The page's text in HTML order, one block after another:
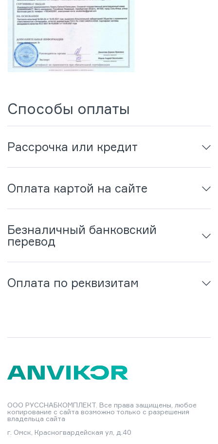
Способы оплаты
Рассрочка или кредит
Оплата картой на сайте
Безналичный банковский
перевод
Оплата по реквизитам
ООО РУССНАБКОМПЛЕКТ. Все права защищены, любое
копирование с сайта возможно только с разрешения
владельца сайта
г. Омск, Красногвардейская ул, д.40